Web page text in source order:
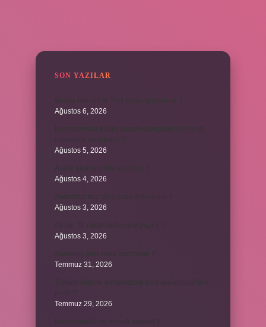
SON YAZILAR
Ağustos 6, 2026
Ağustos 5, 2026
Ağustos 4, 2026
Ağustos 3, 2026
Ağustos 3, 2026
Temmuz 31, 2026
Temmuz 29, 2026